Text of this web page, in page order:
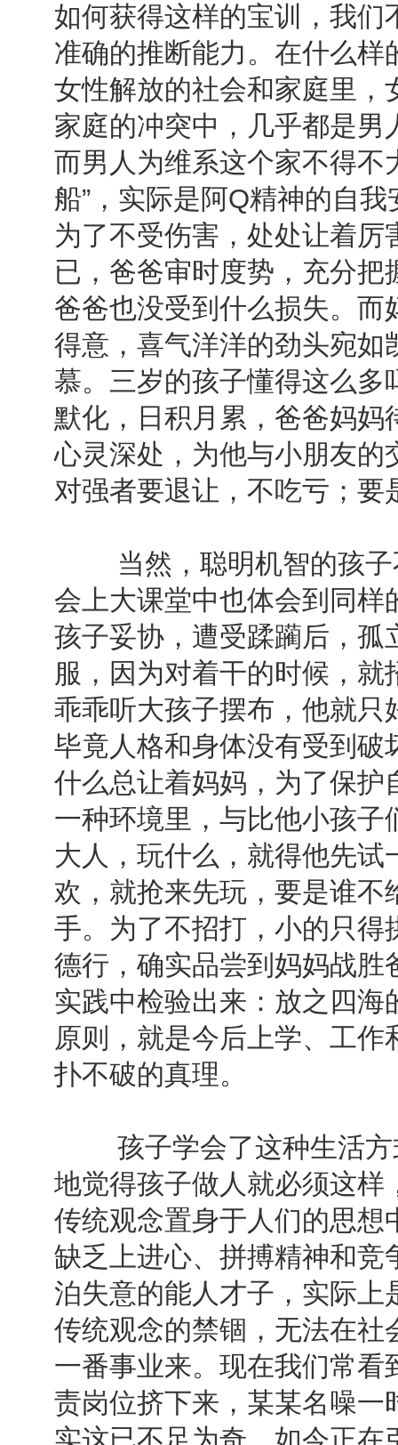
如何获得这样的宝训，我
准确的推断能力。在什么
女性解放的社会和家庭里
家庭的冲突中，几乎都是男
而男人为维系这个家不得不
船”，实际是阿Q精神的自
为了不受伤害，处处让着
已，爸爸审时度势，充分
爸爸也没受到什么损失。
得意，喜气洋洋的劲头宛
慕。三岁的孩子懂得这么
默化，日积月累，爸爸妈
心灵深处，为他与小朋友
对强者要退让，不吃亏；要
当然，聪明机智的孩子
会上大课堂中也体会到同
孩子妥协，遭受蹂躏后，
服，因为对着干的时候，
乖乖听大孩子摆布，他就
毕竟人格和身体没有受到
什么总让着妈妈，为了保
一种环境里，与比他小孩
大人，玩什么，就得他先
欢，就抢来先玩，要是谁
手。为了不招打，小的只
德行，确实品尝到妈妈战
实践中检验出来：放之四
原则，就是今后上学、工
扑不破的真理。
孩子学会了这种生活方
地觉得孩子做人就必须这
传统观念置身于人们的思
缺乏上进心、拼搏精神和竞
泊失意的能人才子，实际
传统观念的禁锢，无法在
一番事业来。现在我们常
责岗位挤下来，某某名噪